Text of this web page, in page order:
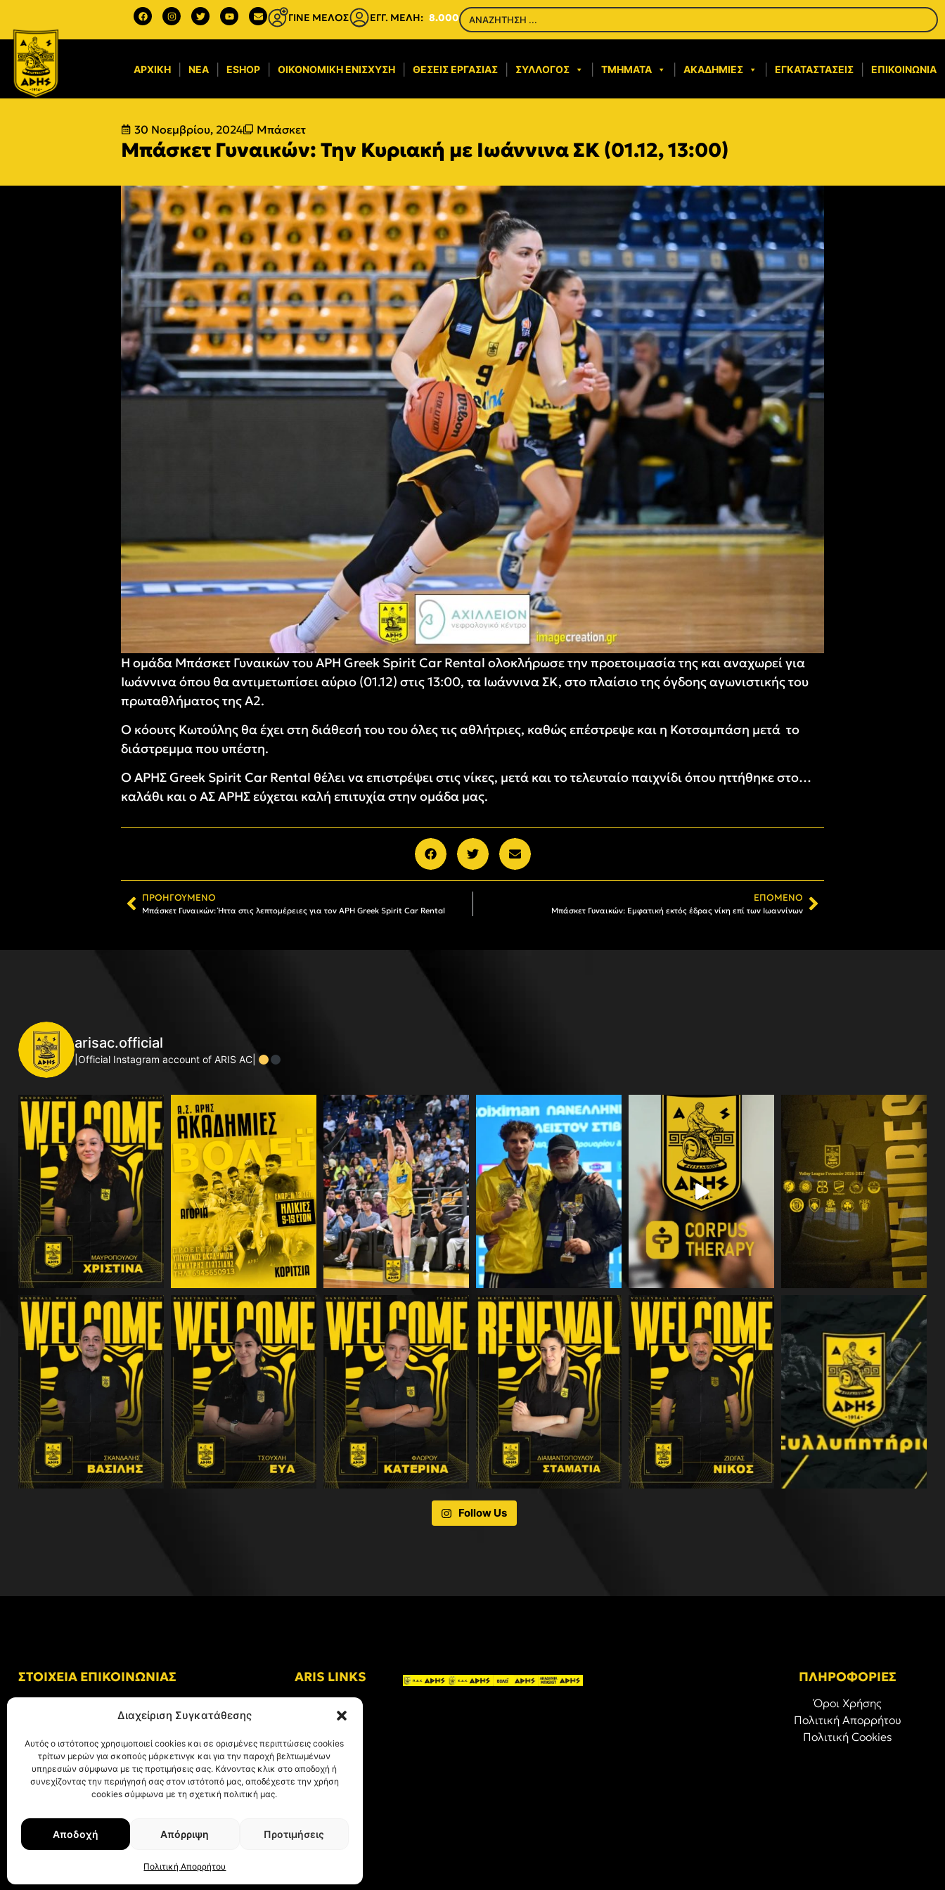
Διαχείριση Συγκατάθεσης
Αυτός ο ιστότοπος χρησιμοποιεί cookies και σε ορισμένες περιπτώσεις cookies
τρίτων μερών για σκοπούς μάρκετινγκ και για την παροχή βελτιωμένων
υπηρεσιών σύμφωνα με τις προτιμήσεις σας. Κάνοντας κλικ στο αποδοχή ή
συνεχίζοντας την περιήγησή σας στον ιστότοπό μας, αποδέχεστε την χρήση
cookies σύμφωνα με τη σχετική πολιτική μας.
Αποδοχή Απόρριψη Προτιμήσεις
Πολιτική Απορρήτου
ΓΙΝΕ ΜΕΛΟΣ ΕΓΓ. ΜΕΛΗ: 8.000
ΑΡΧΙΚΉ ΝΈΑ ESHOP ΟΙΚΟΝΟΜΙΚΉ ΕΝΊΣΧΥΣΗ​ ΘΈΣΕΙΣ ΕΡΓΑΣΊΑΣ ΣΎΛΛΟΓΟΣ ΤΜΉΜΑΤΑ ΑΚΑΔΗΜΊΕΣ ΕΓΚΑΤΑΣΤΆΣΕΙΣ ΕΠΙΚΟΙΝΩΝΊΑ
30 Νοεμβρίου, 2024 Μπάσκετ
Μπάσκετ Γυναικών: Την Κυριακή με Ιωάννινα ΣΚ (01.12, 13:00)
Η ομάδα Μπάσκετ Γυναικών του ΑΡΗ Greek Spirit Car Rental ολοκλήρωσε την προετοιμασία της και αναχωρεί για
Ιωάννινα όπου θα αντιμετωπίσει αύριο (01.12) στις 13:00, τα Ιωάννινα ΣΚ, στο πλαίσιο της όγδοης αγωνιστικής του
πρωταθλήματος της Α2.
Ο κόουτς Κωτούλης θα έχει στη διάθεσή του του όλες τις αθλήτριες, καθώς επέστρεψε και η Κοτσαμπάση μετά το
διάστρεμμα που υπέστη.
Ο ΑΡΗΣ Greek Spirit Car Rental θέλει να επιστρέψει στις νίκες, μετά και το τελευταίο παιχνίδι όπου ηττήθηκε στο…
καλάθι και ο ΑΣ ΑΡΗΣ εύχεται καλή επιτυχία στην ομάδα μας.
ΠΡΟΗΓΟΎΜΕΝΟ
Μπάσκετ Γυναικών: Ήττα στις λεπτομέρειες για τον ΑΡΗ Greek Spirit Car Rental
ΕΠΌΜΕΝΟ
Μπάσκετ Γυναικών: Εμφατική εκτός έδρας νίκη επί των Ιωαννίνων
arisac.official
|Official Instagram account of ARIS AC|
Follow Us
ΣΤΟΙΧΕΙΑ ΕΠΙΚΟΙΝΩΝΙΑΣ
Αλκμήνης 69, Χαριλάου
Τ.Κ. 54249 Θεσσαλονίκη
Tηλ. Επικοινωνίας:+30 (2310) 305 402
E-mail:
info@aris.gr
ARIS LINKS ΠΛΗΡΟΦΟΡΙΕΣ
Όροι Χρήσης
Πολιτική Απορρήτου
Πολιτική Cookies
© ΑΡΗΣ Α.Σ. All rights reserved.